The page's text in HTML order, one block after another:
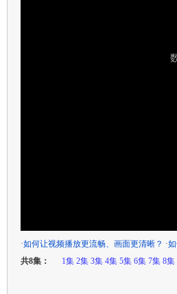
·如何让视频播放更流畅、画面更清晰？ ·
共8集：
1集 2集 3集 4集 5集 6集 7集 8集